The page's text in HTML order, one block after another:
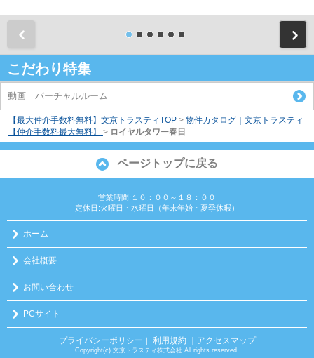
こだわり特集
動画 バーチャルルーム
【最大仲介手数料無料】文京トラスティTOP > 物件カタログ｜文京トラスティ
【仲介手数料最大無料】
> ロイヤルタワー春日
ページトップに戻る
営業時間:１０：００～１８：００
定休日:火曜日・水曜日（年末年始・夏季休暇）
ホーム
会社概要
お問い合わせ
PCサイト
プライバシーポリシー ｜ 利用規約 ｜アクセスマップ
Copyright(c) 文京トラスティ株式会社 All rights reserved.